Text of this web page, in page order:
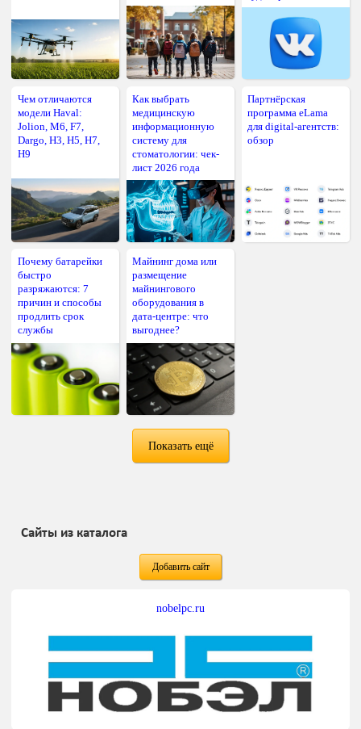
Чем отличаются
модели Haval:
Jolion, M6, F7,
Dargo, H3, H5, H7,
H9
Как выбрать
медицинскую
информационную
систему для
стоматологии: чек-
лист 2026 года
Партнёрская
программа eLama
для digital-агентств:
обзор
Почему батарейки
быстро
разряжаются: 7
причин и способы
продлить срок
службы
Майнинг дома или
размещение
майнингового
оборудования в
дата-центре: что
выгоднее?
Показать ещё
Сайты из каталога
Добавить сайт
nobelpc.ru